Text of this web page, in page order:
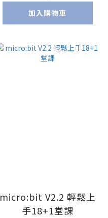
加入購物車
micro:bit V2.2 輕鬆上
手18+1堂課